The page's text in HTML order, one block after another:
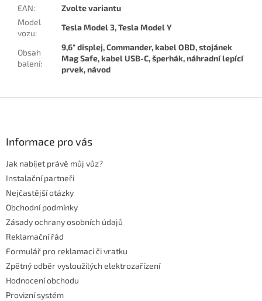
EAN:
Zvolte variantu
Model
vozu:
Tesla Model 3, Tesla Model Y
Obsah
balení:
9,6" displej, Commander, kabel OBD, stojánek
Mag Safe, kabel USB-C, šperhák, náhradní lepící
prvek, návod
Informace pro vás
Jak nabíjet právě můj vůz?
Instalační partneři
Nejčastější otázky
Obchodní podmínky
Zásady ochrany osobních údajů
Reklamační řád
Formulář pro reklamaci či vratku
Zpětný odběr vysloužilých elektrozařízení
Hodnocení obchodu
Provizní systém